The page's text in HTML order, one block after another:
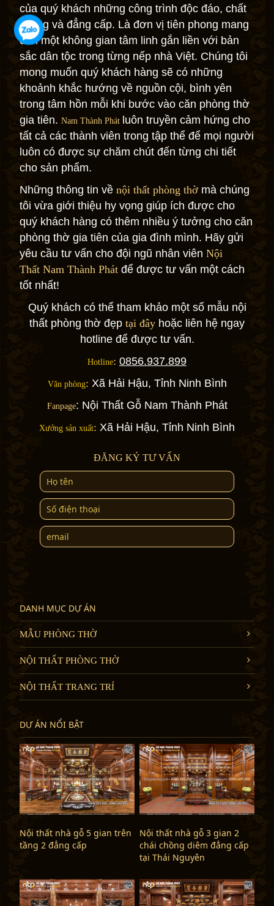
của quý khách những công trình độc đáo, chất
lượng và đẳng cấp. Là đơn vị tiên phong mang
đến một không gian tâm linh gắn liền với bản
sắc dân tộc trong từng nếp nhà Việt. Chúng tôi
mong muốn quý khách hàng sẽ có những
khoảnh khắc hướng về nguồn cội, bình yên
trong tâm hồn mỗi khi bước vào căn phòng thờ
gia tiên. Nam Thành Phát luôn truyền cảm hứng cho
tất cả các thành viên trong tập thể để mọi người
luôn có được sự chăm chút đến từng chi tiết
cho sản phẩm.
Những thông tin về nội thất phòng thờ mà chúng
tôi vừa giới thiệu hy vọng giúp ích được cho
quý khách hàng có thêm nhiều ý tưởng cho căn
phòng thờ gia tiên của gia đình mình. Hãy gửi
yêu cầu tư vấn cho đội ngũ nhân viên Nội
Thất Nam Thành Phát để được tư vấn một cách
tốt nhất!
Quý khách có thể tham khảo một số mẫu nội
thất phòng thờ đẹp tại đây hoặc liên hệ ngay
hotline để được tư vấn.
Hotline: 0856.937.899
Văn phòng: Xã Hải Hậu, Tỉnh Ninh Bình
Fanpage: Nội Thất Gỗ Nam Thành Phát
Xưởng sản xuất: Xã Hải Hậu, Tỉnh Ninh Bình
ĐĂNG KÝ TƯ VẤN
DANH MỤC DỰ ÁN
MẪU PHÒNG THỜ
NỘI THẤT PHÒNG THỜ
NỘI THẤT TRANG TRÍ
DỰ ÁN NỔI BẬT
Nội thất nhà gỗ 5 gian trên
tầng 2 đẳng cấp
Nội thất nhà gỗ 3 gian 2
chái chồng diêm đẳng cấp
tại Thái Nguyên